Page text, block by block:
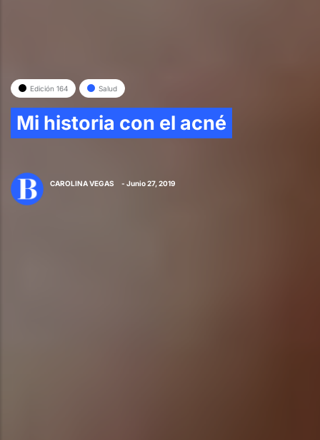
Edición 164 Salud
Mi historia con el acné
CAROLINA VEGAS - Junio 27, 2019